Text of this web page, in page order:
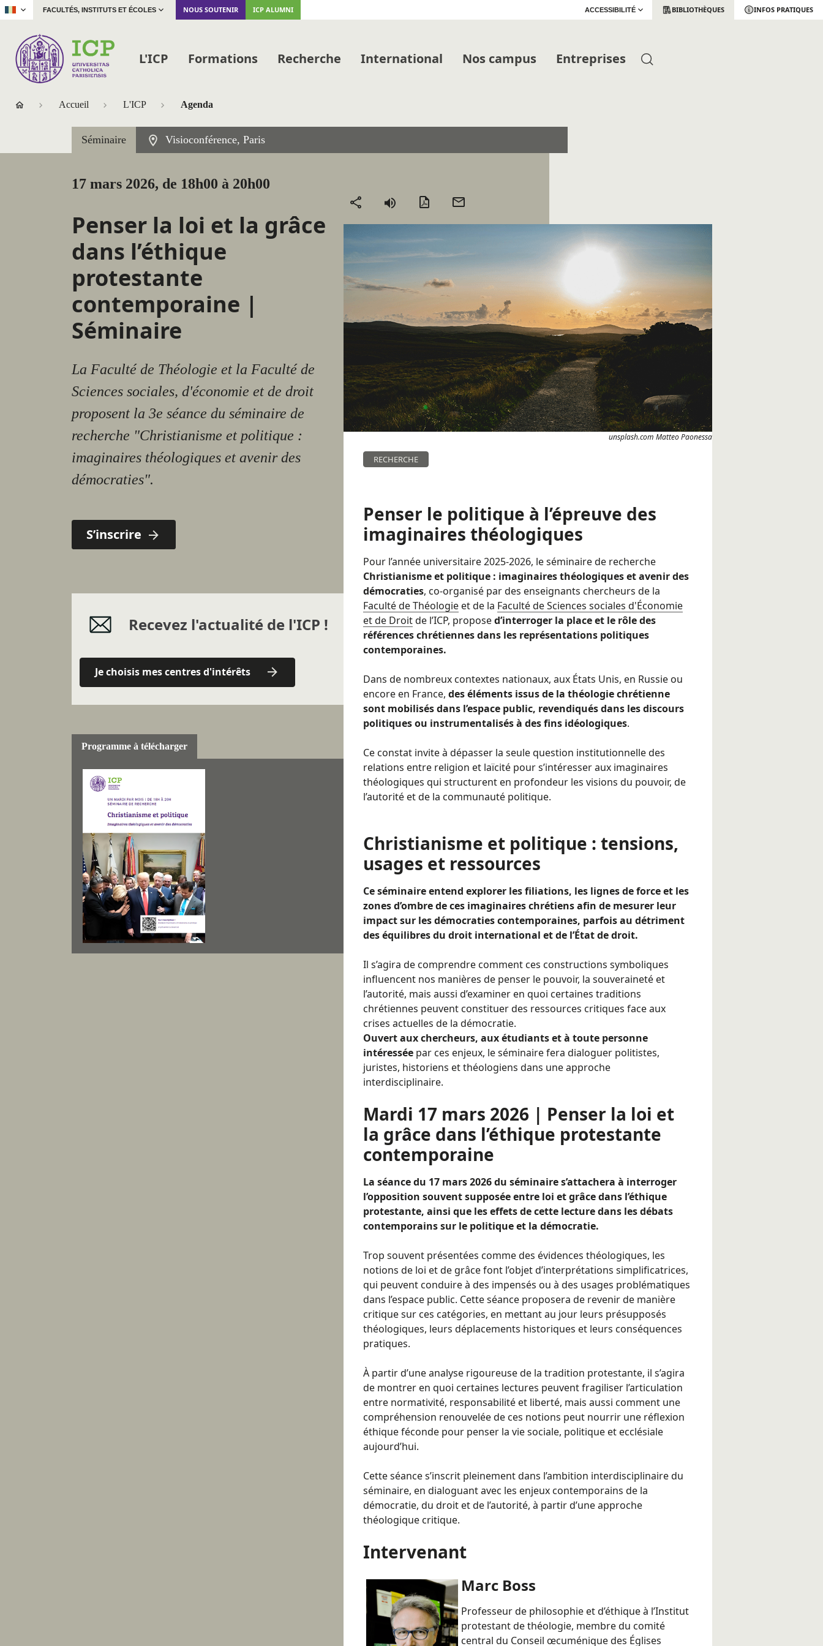
| FACULTÉS, INSTITUTS ET ÉCOLES NOUS SOUTENIR ICP ALUMNI ACCESSIBILITÉ BIBLIOTHÈQUES INFOS PRATIQUES
L'ICP Formations Recherche International Nos campus Entreprises
Accueil L'ICP Agenda
Séminaire Visioconférence, Paris
17 mars 2026, de 18h00 à 20h00
Penser la loi et la grâce
dans l’éthique
protestante
contemporaine |
Séminaire
La Faculté de Théologie et la Faculté de
Sciences sociales, d'économie et de droit
proposent la 3e séance du séminaire de
recherche "Christianisme et politique :
imaginaires théologiques et avenir des
démocraties".
S’inscrire
Recevez l'actualité de l'ICP !
Je choisis mes centres d'intérêts
Programme à télécharger
Partager
Version
unsplash.com Matteo Paonessa
RECHERCHE
Penser le politique à l’épreuve des
imaginaires théologiques
Pour l’année universitaire 2025-2026, le séminaire de recherche
Christianisme et politique : imaginaires théologiques et avenir des
démocraties, co-organisé par des enseignants chercheurs de la
Faculté de Théologie et de la Faculté de Sciences sociales d'Économie
et de Droitde l’ICP, proposed’interroger la place et le rôle des
références chrétiennes dans les représentations politiques
contemporaines.
Dans de nombreux contextes nationaux, aux États Unis, en Russie ou
encore en France, des éléments issus de la théologie chrétienne
sont mobilisés dans l’espace public, revendiqués dans les discours
politiques ou instrumentalisés à des fins idéologiques.
Ce constat invite à dépasser la seule question institutionnelle des
relations entre religion et laïcité pour s’intéresser aux imaginaires
théologiques qui structurent en profondeur les visions du pouvoir, de
l’autorité et de la communauté politique.
Christianisme et politique : tensions,
usages et ressources
Ce séminaire entend explorer les filiations, les lignes de force et les
zones d’ombre de ces imaginaires chrétiens afin de mesurer leur
impact sur les démocraties contemporaines, parfois au détriment
des équilibres du droit international et de l’État de droit.
Il s’agira de comprendre comment ces constructions symboliques
influencent nos manières de penser le pouvoir, la souveraineté et
l’autorité, mais aussi d’examiner en quoi certaines traditions
chrétiennes peuvent constituer des ressources critiques face aux
crises actuelles de la démocratie.
Ouvert aux chercheurs, aux étudiants et à toute personne
intéressée par ces enjeux, le séminaire fera dialoguer politistes,
juristes, historiens et théologiens dans une approche
interdisciplinaire.
Mardi 17 mars 2026 | Penser la loi et
la grâce dans l’éthique protestante
contemporaine
La séance du 17 mars 2026 du séminaire s’attachera à interroger
l’opposition souvent supposée entre loi et grâce dans l’éthique
protestante, ainsi que les effets de cette lecture dans les débats
contemporains sur le politique et la démocratie.
Trop souvent présentées comme des évidences théologiques, les
notions de loi et de grâce font l’objet d’interprétations simplificatrices,
qui peuvent conduire à des impensés ou à des usages problématiques
dans l’espace public. Cette séance proposera de revenir de manière
critique sur ces catégories, en mettant au jour leurs présupposés
théologiques, leurs déplacements historiques et leurs conséquences
pratiques.
À partir d’une analyse rigoureuse de la tradition protestante, il s’agira
de montrer en quoi certaines lectures peuvent fragiliser l’articulation
entre normativité, responsabilité et liberté, mais aussi comment une
compréhension renouvelée de ces notions peut nourrir une réflexion
éthique féconde pour penser la vie sociale, politique et ecclésiale
aujourd’hui.
Cette séance s’inscrit pleinement dans l’ambition interdisciplinaire du
séminaire, en dialoguant avec les enjeux contemporains de la
démocratie, du droit et de l’autorité, à partir d’une approche
théologique critique.
Intervenant
Marc Boss
Professeur de philosophie et d’éthique à l’Institut
protestant de théologie, membre du comité
central du Conseil œcuménique des Églises